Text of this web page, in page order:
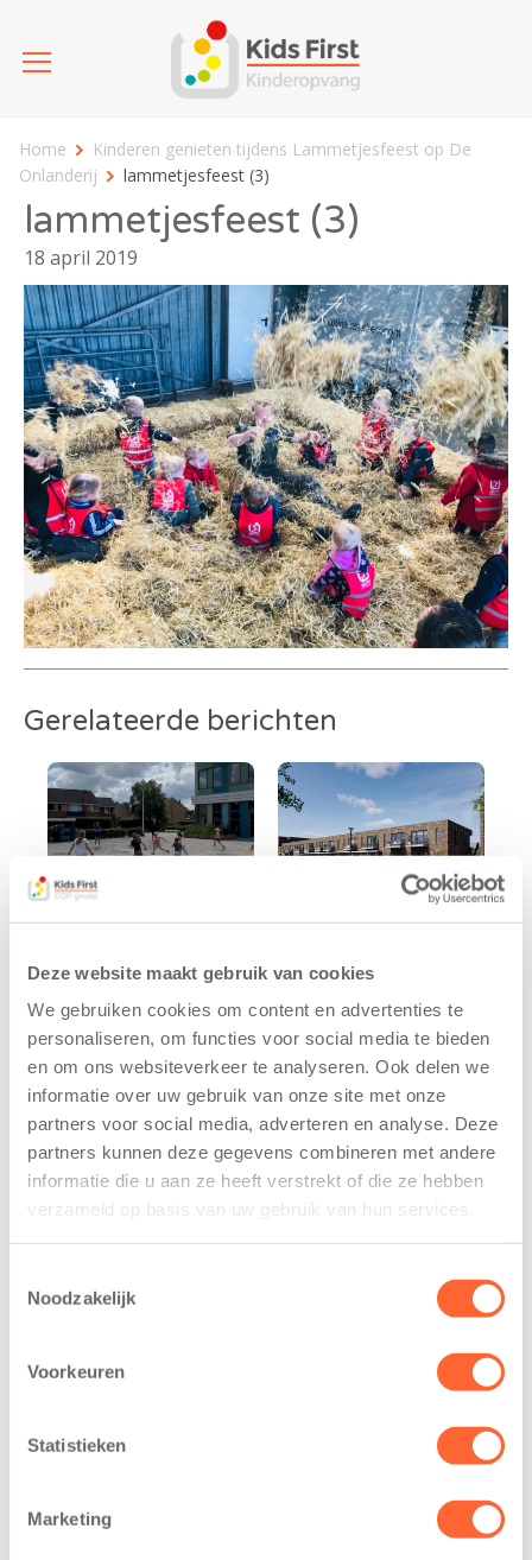
Deze website maakt gebruik van cookies
We gebruiken cookies om content en advertenties te
personaliseren, om functies voor social media te bieden
en om ons websiteverkeer te analyseren. Ook delen we
informatie over uw gebruik van onze site met onze
partners voor social media, adverteren en analyse. Deze
partners kunnen deze gegevens combineren met andere
informatie die u aan ze heeft verstrekt of die ze hebben
verzameld op basis van uw gebruik van hun services.
Noodzakelijk
Voorkeuren
Statistieken
Marketing
Home
Kinderen genieten tijdens Lammetjesfeest op De
Onlanderij
lammetjesfeest (3)
lammetjesfeest (3)
18 april 2019
Gerelateerde berichten
Kinderen BSO
De
Westerburcht
trainen alvast
voor Kids First
Mini 4 Mijl
7 augustus 2026
Eelde, 6 augustus
2026 – Kinderen
Westerburcht in
kregen een…
Kids First
tekent
koopcontract
voor nieuw
kindcentrum in
wijk Wiarda in
Leeuwarden
11 juni 2026
Leeuwarden –
belangrijke stap
de wijk Wiarda in
Leeuwarden Zuid.